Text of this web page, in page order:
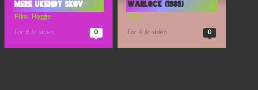
Mere ukendt skov
Film, Hygge
For 8 år siden 0
Warlock (1989)
Film
For 4 år siden 0